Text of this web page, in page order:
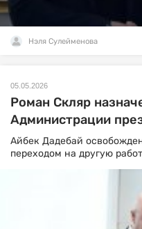
Нэля Сулейменова
05.05.2026
Роман Скляр
Администрации
Айбек Дадебай
переходом на другую